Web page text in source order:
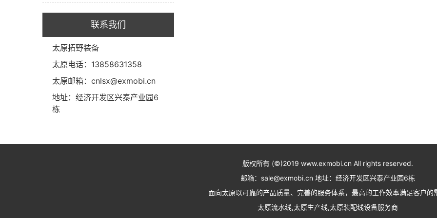
联系我们
太原拓野装备
太原电话：13858631358
太原邮箱：cnlsx@exmobi.cn
地址：经济开发区兴泰产业园6
栋
版权所有 (©)2019 www.exmobi.cn All rights reserved.
邮箱：sale@exmobi.cn 地址：经济开发区兴泰产业园6栋
面向太原以可靠的产品质量、完善的服务体系，最高的工作效率满足客户的
太原流水线,太原生产线,太原装配线设备服务商